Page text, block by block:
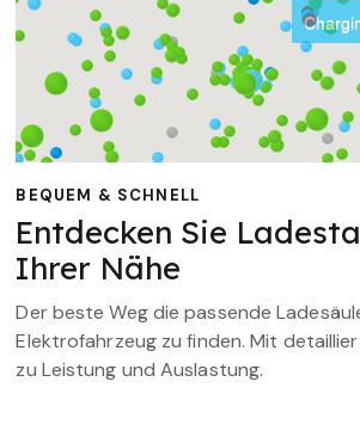
BEQUEM & SCHNELL
Entdecken Sie
Ihrer Nähe
Der beste Weg die passende
Elektrofahrzeug zu finden. Mit
zu Leistung und Auslastung.